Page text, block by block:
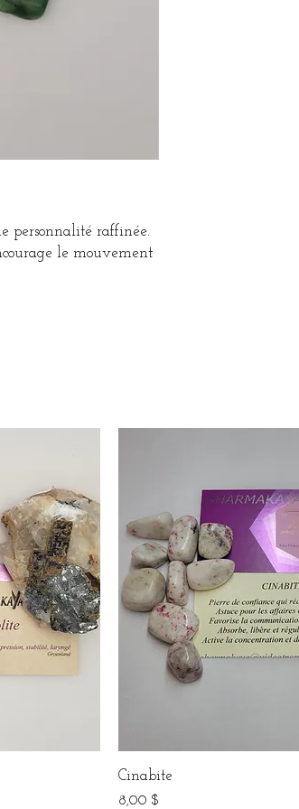
personnalité raffinée.
le mouvement
Cinabite
Prix
8,00 $